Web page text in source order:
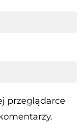
przeglądarce